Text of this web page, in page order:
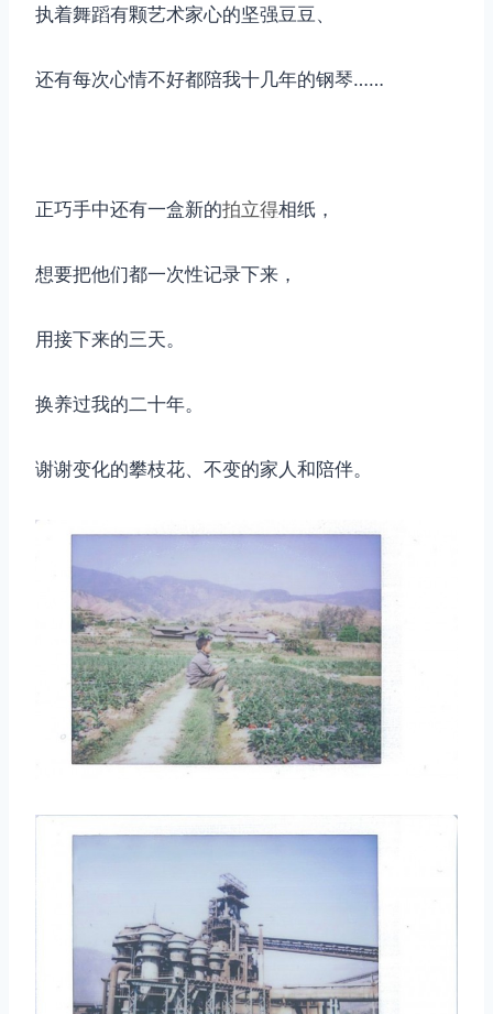
执着舞蹈有颗艺术家心的坚强豆豆、
还有每次心情不好都陪我十几年的钢琴……
正巧手中还有一盒新的拍立得相纸，
想要把他们都一次性记录下来，
用接下来的三天。
换养过我的二十年。
谢谢变化的攀枝花、不变的家人和陪伴。